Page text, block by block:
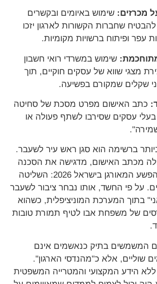
מכרזים: שימוש באיומים ובקשרים
להבטיח שחברות הקשורות לארגון יזכו
עפר ופיתוח ברשויות מקומיות.
שימוש במשרדי רואי חשבון
מצגי שווא של עסקים חוקיים, תוך
שקלים שמקורם בפשיעה.
כתב האישום מפרט מסכת של סחיטה
בעלי עסקים שסירבו לשתף פעולה או
ברשימה הוא סגן ראש עיר לשעבר.
מכתב האישום, מדגישה את הסכנה
הגדולה ביותר של הפשע המאורגן בישראל 2026: השליטה
על פי החשד, אותו נבחר ציבור לשעבר
בתוך המערכת המוניציפלית, כשהוא
של משפחת אבו לטיף תמורת טובות
המשמשים בתיק כנאשמים אינם
שוליים, אלא כ"מהנדסי הארגון".
הידע המקצועי והמטרייה המשפטית